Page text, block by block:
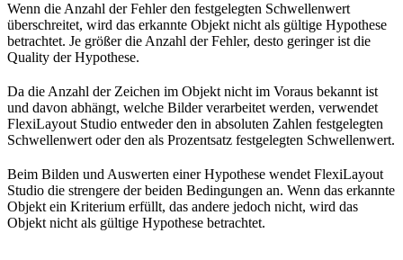
Wenn die Anzahl der Fehler den festgelegten Schwellenwert
überschreitet, wird das erkannte Objekt nicht als gültige Hypothese
betrachtet. Je größer die Anzahl der Fehler, desto geringer ist die
Quality der Hypothese.
Da die Anzahl der Zeichen im Objekt nicht im Voraus bekannt ist
und davon abhängt, welche Bilder verarbeitet werden, verwendet
FlexiLayout Studio entweder den in absoluten Zahlen festgelegten
Schwellenwert oder den als Prozentsatz festgelegten Schwellenwert.
Beim Bilden und Auswerten einer Hypothese wendet FlexiLayout
Studio die strengere der beiden Bedingungen an. Wenn das erkannte
Objekt ein Kriterium erfüllt, das andere jedoch nicht, wird das
Objekt nicht als gültige Hypothese betrachtet.